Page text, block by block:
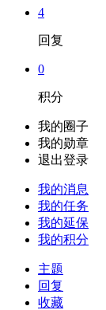
4
回复
0
积分
我的圈子
我的勋章
退出登录
我的消息
我的任务
我的延保
我的积分
主题
回复
收藏